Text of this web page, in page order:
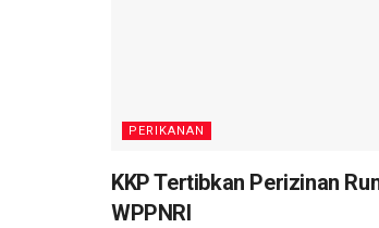
PERIKANAN
KKP Tertibkan Perizinan
WPPNRI